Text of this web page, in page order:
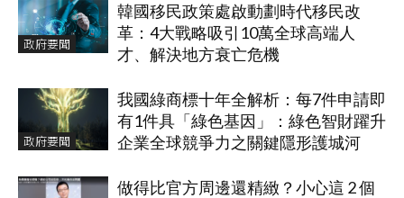
政府要聞
韓國移民政策處啟動劃時代移民改
革：4大戰略吸引10萬全球高端人
才、解決地方衰亡危機
政府要聞
我國綠商標十年全解析：每7件申請即
有1件具「綠色基因」：綠色智財躍升
企業全球競爭力之關鍵隱形護城河
做得比官方周邊還精緻？小心這 2 個